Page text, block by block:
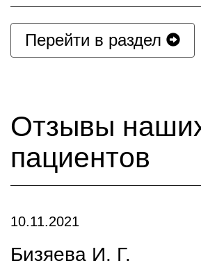
Перейти в раздел
Отзывы
пациентов
10.11.2021
Бизяева И. Г.